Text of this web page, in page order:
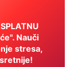
Nauči
stresa,